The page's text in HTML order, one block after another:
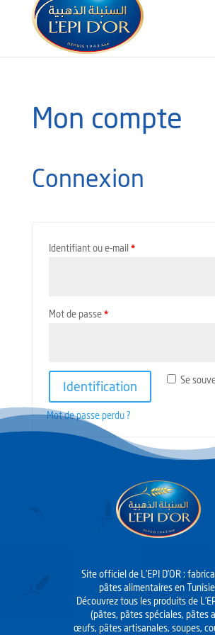
Mon compte
Connexion
Identifiant ou e-mail *
Mot de passe*
Se
Identification
Mot de passe perdu ?
Site officiel de L’EPI D’OR :
pâtes alimentaires en
Découvrez tous les produits de
(pâtes, pâtes spéciales, pâtes
œufs, pâtes artisanales, soupes,